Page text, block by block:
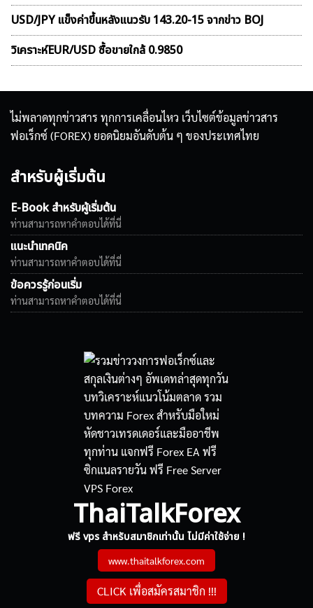
USD/JPY แข็งค่าขึ้นหลังแนวรับ 143.20-15 จากข่าว BOJ
วิเคราะห์EUR/USD ซื้อขายใกล้ 0.9850
ไม่พลาดทุกข่าวสาร ทุกการเคลื่อนไหว เว็บไซต์ข้อมูลข่าวสาร
ฟอเร็กซ์ (FOREX) ยอดนิยมอันดับต้น ๆ ของประเทศไทย
สำหรับผู้เริ่มต้น
E-Book สำหรับผู้เริ่มต้น
ท่านสามารถหาคำตอบได้ที่นี่
แนะนำเทคนิค
ท่านสามารถหาคำตอบได้ที่นี่
ข้อควรรู้ก่อนเริ่ม
ท่านสามารถหาคำตอบได้ที่นี่
ThaiTalkForex
ฟรี vps สำหรับสมาชิกเท่านั้น ไม่มีค่าใช้จ่าย !
www.thaitalkforex.com
CLICK เพื่อสมัครสมาชิก !!!